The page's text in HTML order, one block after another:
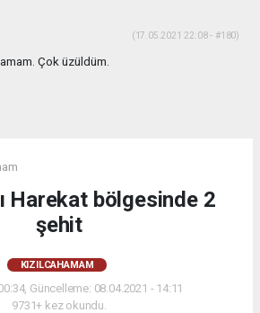
(17.05.2021 22:08 - #180)
Çok üzüldüm.
Harekat bölgesinde 2
şehit
KIZILCAHAMAM
Güncelleme: 08.04.2021 - 14:11
9731+ kez okundu.